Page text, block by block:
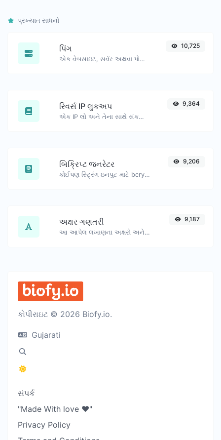
પ્રખ્યાત સાધનો
પિંગ
એક વેબસાઇટ, સર્વર અથવા પોર્ટને પિંગ કરો.
10,725
રિવર્સ IP લુકઅપ
એક IP લો અને તેના સાથે સંકળાયેલ ડોમેન/હોસ્ટ શોધવાનો પ્રયાસ કરો.
9,364
બિક્રિપ્ટ જનરેટર
કોઈપણ સ્ટ્રિંગ ઇનપુટ માટે bcrypt પાસવર્ડ હેશ જનરેટ કરો.
9,206
અક્ષર ગણતરી
આ આપેલ લખાણના અક્ષરો અને શબ્દોની સંખ્યા ગણો.
9,187
કોપીરાઇટ © 2026 Biofy.io.
Gujarati
સંપર્ક
"Made With love ❤️"
Privacy Policy